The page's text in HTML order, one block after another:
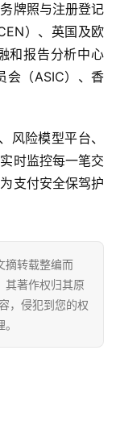
牌照与注册登记
）、英国及欧
和报告分析中心
会（ASIC）、香
风险模型平台、
时监控每一笔交
支付安全保驾护
摘转载整编而
其著作权归其原
，侵犯到您的权